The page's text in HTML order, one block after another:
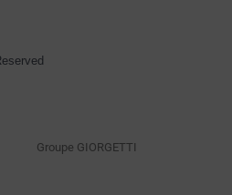
Groupe GIORGETTI